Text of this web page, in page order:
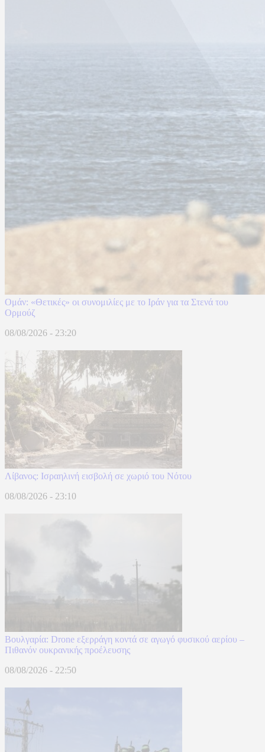
Ομάν: «Θετικές» οι συνομιλίες με το Ιράν για τα Στενά του
Ορμούζ
08/08/2026 - 23:20
Λίβανος: Ισραηλινή εισβολή σε χωριό του Νότου
08/08/2026 - 23:10
Βουλγαρία: Drone εξερράγη κοντά σε αγωγό φυσικού αερίου –
Πιθανόν ουκρανικής προέλευσης
08/08/2026 - 22:50